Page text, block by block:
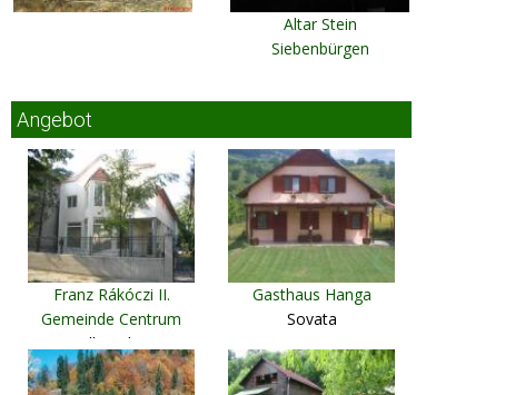
Altar Stein
Siebenbürgen
Angebot
Franz Rákóczi II.
Gemeinde Centrum
Alba Iulia
Gasthaus Hanga
Sovata